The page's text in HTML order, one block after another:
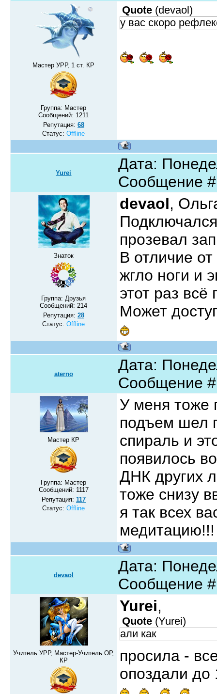
Мастер УРР, 1 ст. КР
Группа: Мастер
Сообщений: 1211
Репутация: 68
Статус:Offline
Quote (devaol)
у вас скоро
Yurei
Дата:
Сообщение
Знаток
Группа: Друзья
Сообщений: 214
Репутация: 28
Статус:Offline
devaol,
прозевал
В отличие
жгло ноги и
этот раз
Может
aterno
Дата:
Сообщение
Мастер КР
Группа: Мастер
Сообщений: 1117
Репутация: 117
Статус:Offline
У меня тоже
подъем шел
спираль и
появилось
ДНК других
тоже снизу
я так всех
медитацию!!!
devaol
Дата:
Сообщение
Учитель УРР, Мастер-Учитель ОР,
КР
Yurei,
Quote (Yurei)
али как
просила -
опоздали до